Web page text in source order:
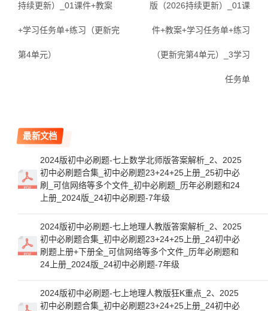
持续更新）_01课件+教案
+学习任务单+练习（更新完
第4单元）
版（2026持续更新）_01课
件+教案+学习任务单+练习
（更新完第4单元）_3学习
任务单
最新文档
2024版初中必刷题-七上数学北师版答案解析_2、2025
初中必刷题合集_初中必刷题23+24+25上册_25初中必
刷_可信网络等多个文件_初中必刷题_历年必刷题和24
上册_2024版_24初中必刷题-7年级
2024版初中必刷题-七上地理人教版答案解析_2、2025
初中必刷题合集_初中必刷题23+24+25上册_24初中必
刷题上册+下册全_可信网络等多个文件_历年必刷题和
24上册_2024版_24初中必刷题-7年级
2024版初中必刷题-七上地理人教版狂K重点_2、2025
初中必刷题合集_初中必刷题23+24+25上册_24初中必